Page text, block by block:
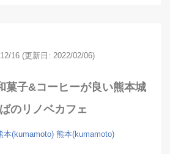
16 (更新日: 2022/02/06)
菓子&コーヒーが良い熊本城
のリノベカフェ
本(kumamoto) 熊本(kumamoto)